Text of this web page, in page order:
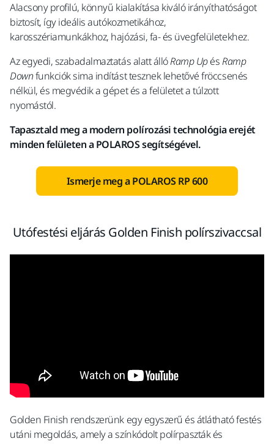
Alacsony profilú, könnyű kialakítása kiváló irányíthatóságot
biztosít, így ideális autókozmetikához,
karosszériamunkákhoz, hajózási, fa- és üvegfelületekhez.
Az egyedi, szabadalmaztatás alatt állóRamp UpésRamp
Downfunkciók sima indítást tesznek lehetővé fröccsenés
nélkül, és megvédik a gépet és a felületet a túlzott
nyomástól.
Tapasztald meg a modern polírozási technológia erejét
minden felületen a POLAROS segítségével.
Ismerje meg a POLAROS RP 600
Utófestési eljárás Golden Finish polírszivaccsal
Golden Finish rendszerünk egy egyszerű és átlátható festés
utáni megoldás, amely a színkódolt polírpaszták és